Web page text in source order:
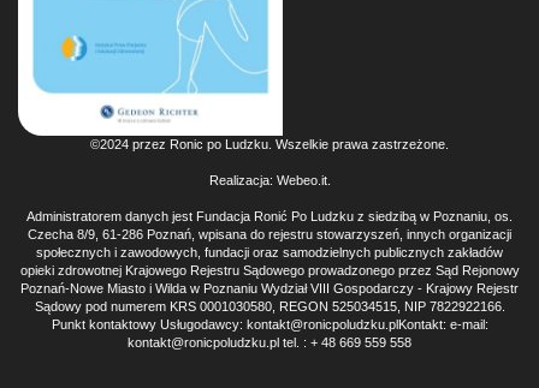
©2024 przez Ronic po Ludzku. Wszelkie prawa zastrzeżone.
Realizacja: Webeo.it.
Administratorem danych jest Fundacja Ronić Po Ludzku z siedzibą w Poznaniu, os.
Czecha 8/9, 61-286 Poznań, wpisana do rejestru stowarzyszeń, innych organizacji
społecznych i zawodowych, fundacji oraz samodzielnych publicznych zakładów
opieki zdrowotnej Krajowego Rejestru Sądowego prowadzonego przez Sąd Rejonowy
Poznań-Nowe Miasto i Wilda w Poznaniu Wydział VIII Gospodarczy - Krajowy Rejestr
Sądowy pod numerem KRS 0001030580, REGON 525034515, NIP 7822922166.
Punkt kontaktowy Usługodawcy: kontakt@ronicpoludzku.plKontakt: e-mail:
kontakt@ronicpoludzku.pl tel. : + 48 669 559 558